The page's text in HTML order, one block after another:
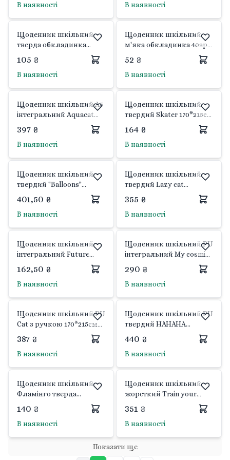
В наявності В наявності
Щоденник шкільний
тверда обкладинка
кольорів 4421 Septima
105 ₴
В наявності
Щоденник шкільний
м'яка обкладинка 40арк
видів і кольорів ЩУ-040-
65АЛ-СК-Л Тетрада
52 ₴
В наявності
Щоденник шкільний А5
інтегральний Aquacat
170*212см 40арк 911399
Yes
397 ₴
В наявності
Щоденник шкільний
твердий Skater 170*215см
164 ₴
В наявності
Щоденник шкільний
твердий "Balloons"
фольга золото, об'ємній
бейдж із золот.
глітером170*212см 40арк
401,50 ₴
В наявності
Щоденник шкільний
твердий Lazy cat
170*215см 40арк 911512
Yes
355 ₴
В наявності
Щоденник шкільний
інтегральний Future
170*215см 40арк 911532
Yes
162,50 ₴
В наявності
Щоденник шкільний PU
інтегральний My cosmic
911525 Yes
290 ₴
В наявності
Щоденник шкільний PU
Cat з ручкою 170*215см
387 ₴
В наявності
Щоденник шкільний PU
твердий HAHAHA
тиснення друк на
фігурному клапані
440 ₴
В наявності
Щоденник шкільний
Фламінго тверда
1вересня
140 ₴
В наявності
Щоденник шкільний
жорсткий Train your
351 ₴
В наявності
Показати ще